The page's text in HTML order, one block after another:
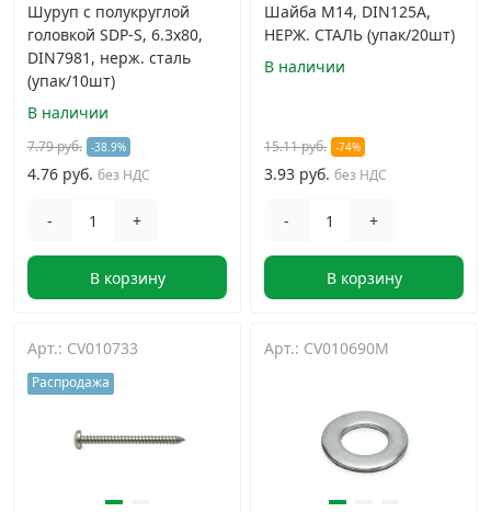
Кронштейны и крюки хозяйственные ›
Электро и бензоинструмент, оборудование
Нержавеющий крепеж
Перфорированный крепеж
Скобяные изделия и мебельная фурнитура
Шуруп с полукруглой
головкой SDP-S, 6.3х80,
DIN7981, нерж. сталь
(упак/10шт)
В наличии
7.79 руб. -38.9%
4.76 руб. без НДС
- +
В корзину
Шайба М14, DIN125A,
НЕРЖ. СТАЛЬ (упак/20шт)
В наличии
15.11 руб. -74%
3.93 руб. без НДС
- +
В корзину
Арт.: CV010733
Распродажа
Арт.: CV010690M